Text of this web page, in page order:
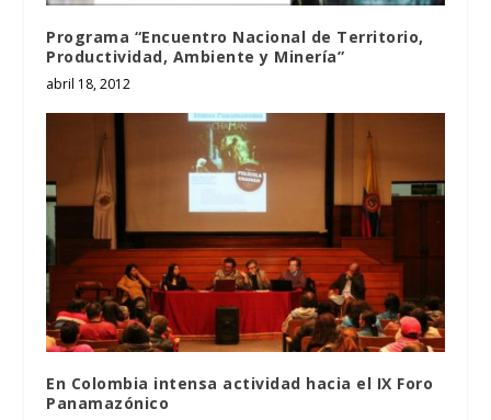
Programa “Encuentro Nacional de Territorio,
Productividad, Ambiente y Minería”
abril 18, 2012
En Colombia intensa actividad hacia el IX Foro
Panamazónico